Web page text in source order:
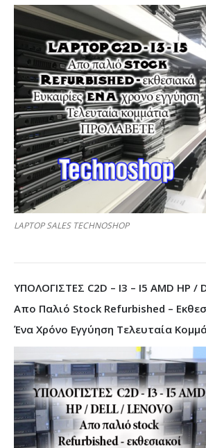
LAPTOP SALES TECHNOSHOP
ΥΠΟΛΟΓΙΣΤΕΣ C2D – I3 – I5 AMD HP /
Απο Παλιό Stock Refurbished –
Ένα Χρόνο Εγγύηση Τελευταία